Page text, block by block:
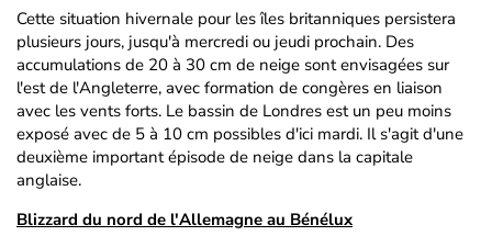
Cette situation hivernale pour les îles britanniques persistera
plusieurs jours, jusqu'à mercredi ou jeudi prochain. Des
accumulations de 20 à 30 cm de neige sont envisagées sur
l'est de l'Angleterre, avec formation de congères en liaison
avec les vents forts. Le bassin de Londres est un peu moins
exposé avec de 5 à 10 cm possibles d'ici mardi. Il s'agit d'une
deuxième important épisode de neige dans la capitale
anglaise.
Blizzard du nord de l'Allemagne au Bénélux